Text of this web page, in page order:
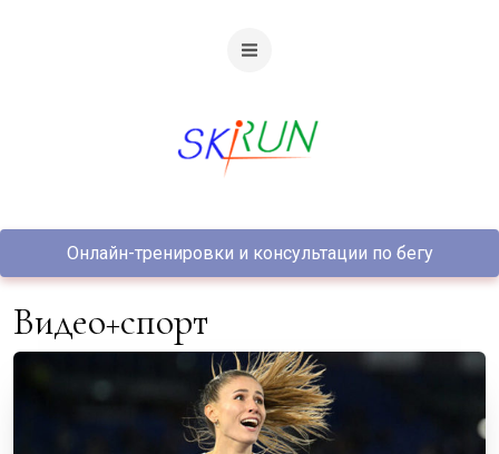
Онлайн-тренировки и консультации по бегу
видео+спорт